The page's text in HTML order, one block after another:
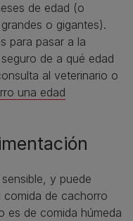
de edad (o
o gigantes).
para pasar a la
de a qué edad
al veterinario o
una edad
y puede
comida de cachorro
es de comida húmeda